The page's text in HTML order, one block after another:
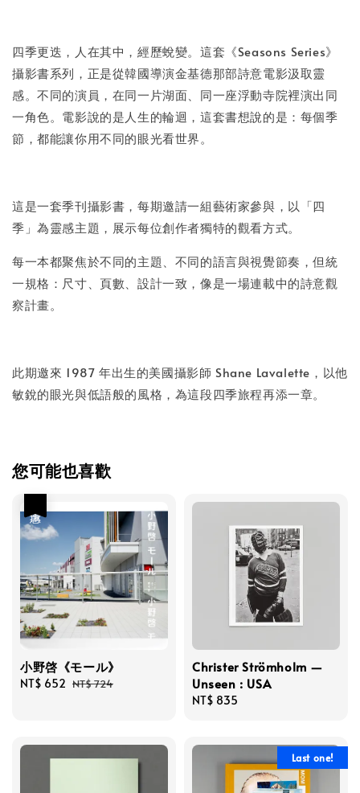
四季更迭，人在其中，經歷蛻變。這套《Seasons Series》
攝影書系列，正是從韓國導演金基德那部詩意電影汲取靈
感。不同的演員，在同一片湖面、同一座浮動寺院裡演出同
一角色。電影說的是人生的輪迴，這套書想說的是：每個季
節，都能讓你用不同的眼光看世界。
這是一套季刊攝影書，每期邀請一組藝術家參與，以「四
季」為靈感主題，展示每位創作者獨特的觀看方式。
每一本都聚焦於不同的主題、不同的語言與視覺節奏，但統
一規格：尺寸、頁數、設計一致，像是一場連載中的詩意觀
察計畫。
此期邀來 1987 年出生的美國攝影師 Shane Lavalette，以他
敏銳的眼光與低語般的風格，為這段四季旅程再添一章。
您可能也喜歡
小野啓《モール》
Sale
NT$ 652 Regular
NT$ 724
Christer Strömholm —
Unseen : USA
Regular
NT$ 835
Last one!